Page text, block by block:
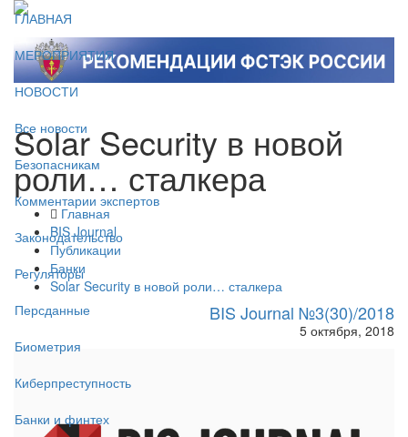
ГЛАВНАЯ
МЕРОПРИЯТИЯ
НОВОСТИ
Все новости
Безопасникам
Комментарии экспертов
Законодательство
Регуляторы
Персданные
Биометрия
Киберпреступность
Банки и финтех
Solar Security в новой
роли… сталкера
Главная
BIS Journal
Публикации
Банки
Solar Security в новой роли… сталкера
BIS Journal №3(30)/2018
5 октября, 2018